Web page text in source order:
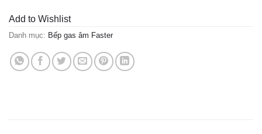
Add to Wishlist
Danh mục: Bếp gas âm Faster